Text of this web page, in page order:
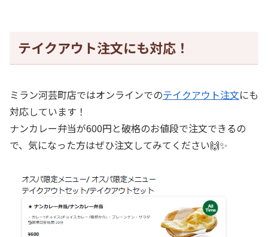
テイクアウト注文にも対応！
ミラン河芸町店ではオンラインでのテイクアウト注文にも
対応しています！
ナンカレー弁当が600円と破格のお値段で注文できるの
で、気になった方はぜひ注文してみてください🙌✨